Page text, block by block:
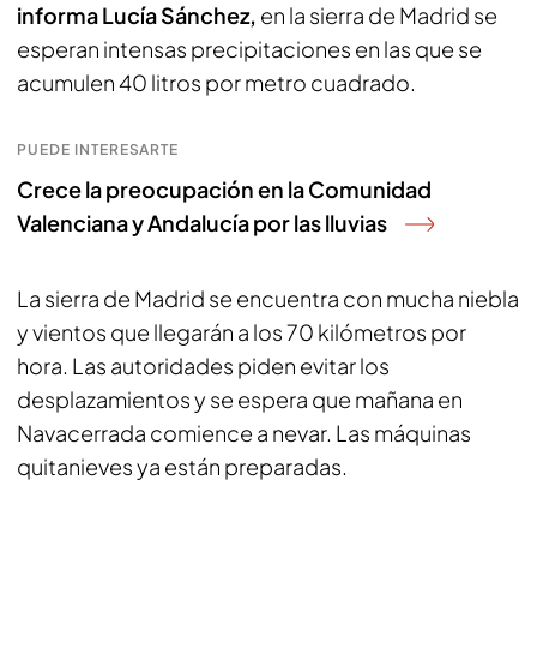
informa Lucía Sánchez, en la sierra de Madrid se
esperan intensas precipitaciones en las que se
acumulen 40 litros por metro cuadrado.
PUEDE INTERESARTE
Crece la preocupación en la Comunidad
Valenciana y Andalucía por las lluvias
La sierra de Madrid se encuentra con mucha niebla
y vientos que llegarán a los 70 kilómetros por
hora. Las autoridades piden evitar los
desplazamientos y se espera que mañana en
Navacerrada comience a nevar. Las máquinas
quitanieves ya están preparadas.